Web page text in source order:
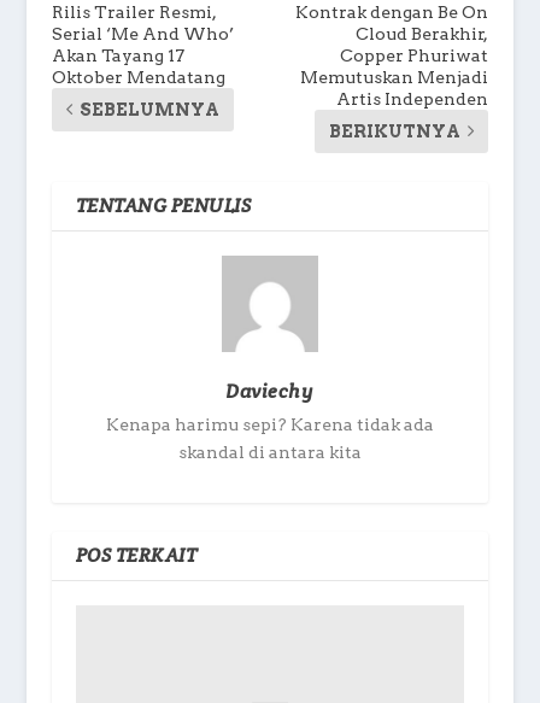
Rilis Trailer Resmi,
Serial ‘Me And Who’
Akan Tayang 17
Oktober Mendatang
SEBELUMNYA
Kontrak dengan Be On
Cloud Berakhir,
Copper Phuriwat
Memutuskan Menjadi
Artis Independen
BERIKUTNYA
TENTANG PENULIS
Daviechy
Kenapa harimu sepi? Karena tidak ada
skandal di antara kita
POS TERKAIT